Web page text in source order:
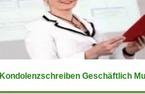
Kondolenzschreiben Geschäftlich